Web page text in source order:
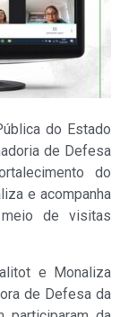
do Estado
de Defesa
do
e acompanha
de visitas
e Monaliza
de Defesa da